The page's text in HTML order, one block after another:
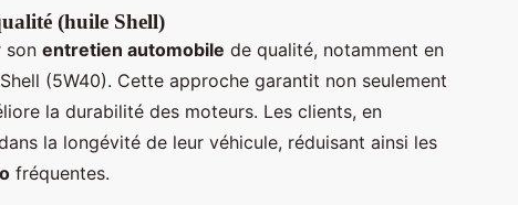
(huile Shell)
son entretien automobile de qualité, notamment en
(5W40). Cette approche garantit non seulement
la durabilité des moteurs. Les clients, en
la longévité de leur véhicule, réduisant ainsi les
fréquentes.